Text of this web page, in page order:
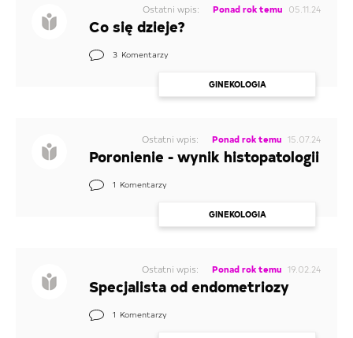
ANTYKONCEPCJA
CIĄŻA
Ostatni wpis: Ponad rok temu 05.11.24
Co się dzieje?
3 Komentarzy
GINEKOLOGIA
Ostatni wpis: Ponad rok temu 15.07.24
Poronienie - wynik histopatologii
1 Komentarzy
GINEKOLOGIA
Ostatni wpis: Ponad rok temu 19.02.24
Specjalista od endometriozy
1 Komentarzy